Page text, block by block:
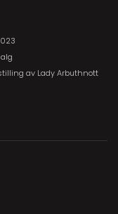
av Lady Arbuthnott